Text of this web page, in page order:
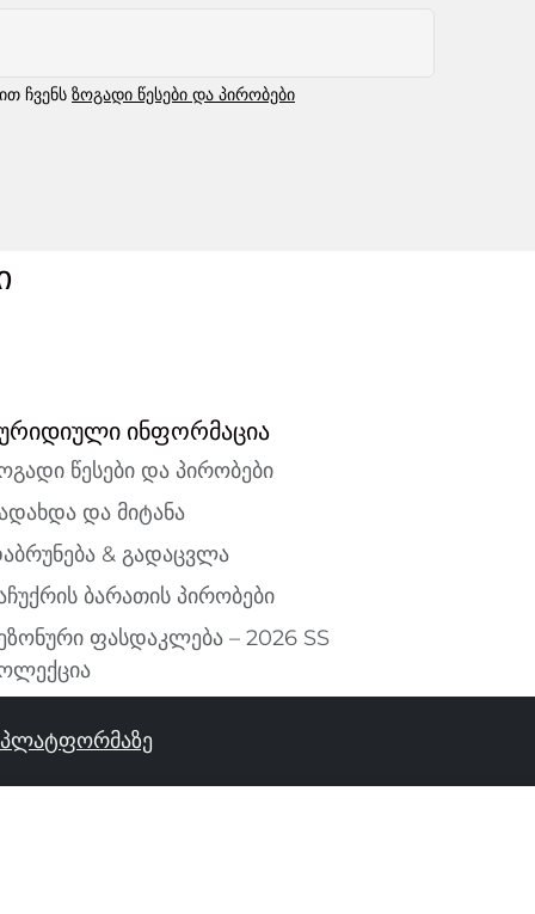
ჩვენს ზოგადი წესები და პირობები
ინფორმაცია
წესები და პირობები
და მიტანა
& გადაცვლა
ბარათის პირობები
ფასდაკლება – 2026 SS
პლატფორმაზე